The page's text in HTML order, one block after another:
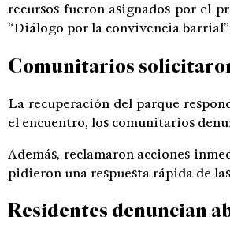
recursos fueron asignados por el
“Diálogo por la convivencia
Comunitarios
La recuperación del parque
el encuentro, los comunitarios
Además, reclamaron acciones
pidieron una respuesta rápida de
Residentes denuncian